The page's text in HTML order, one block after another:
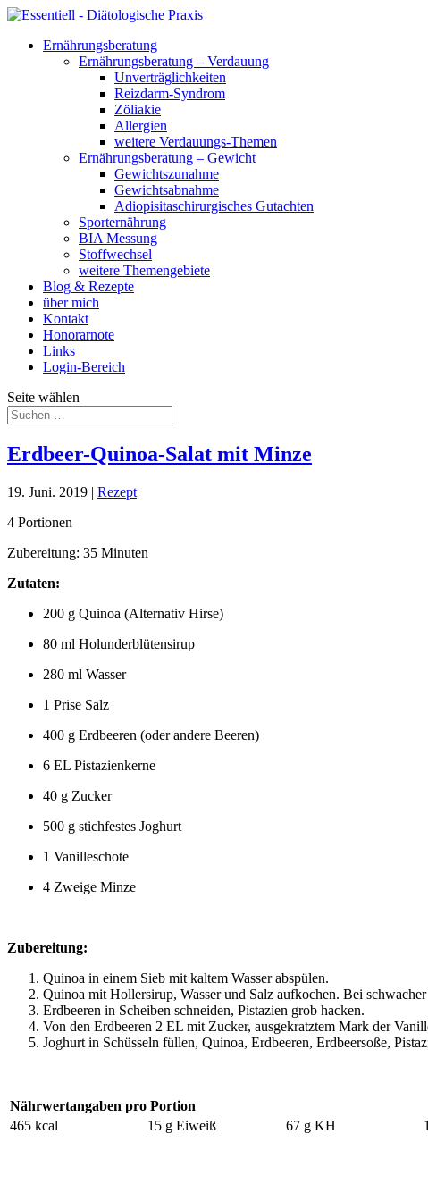
Ernährungsberatung
Ernährungsberatung – Verdauung
Unverträglichkeiten
Reizdarm-Syndrom
Zöliakie
Allergien
weitere Verdauungs-Themen
Ernährungsberatung – Gewicht
Gewichtszunahme
Gewichtsabnahme
Adiopisitaschirurgisches Gutachten
Sporternährung
BIA Messung
Stoffwechsel
weitere Themengebiete
Blog & Rezepte
über mich
Kontakt
Honorarnote
Links
Login-Bereich
Seite wählen
Erdbeer-Quinoa-Salat mit Minze
19. Juni. 2019 | Rezept
4 Portionen
Zubereitung: 35 Minuten
Zutaten:
200 g Quinoa (Alternativ Hirse)
80 ml Holunderblütensirup
280 ml Wasser
1 Prise Salz
400 g Erdbeeren (oder andere Beeren)
6 EL Pistazienkerne
40 g Zucker
500 g stichfestes Joghurt
1 Vanilleschote
4 Zweige Minze
Zubereitung:
Quinoa in einem Sieb mit kaltem Wasser abspülen.
Quinoa mit Hollersirup, Wasser und Salz aufkochen. Bei
Erdbeeren in Scheiben schneiden, Pistazien grob hacken.
Von den Erdbeeren 2 EL mit Zucker, ausgekratztem Mark der
Joghurt in Schüsseln füllen, Quinoa, Erdbeeren, Erdbeersoße,
Nährwertangaben pro Portion
465 kcal
15 g Eiweiß 67 g KH